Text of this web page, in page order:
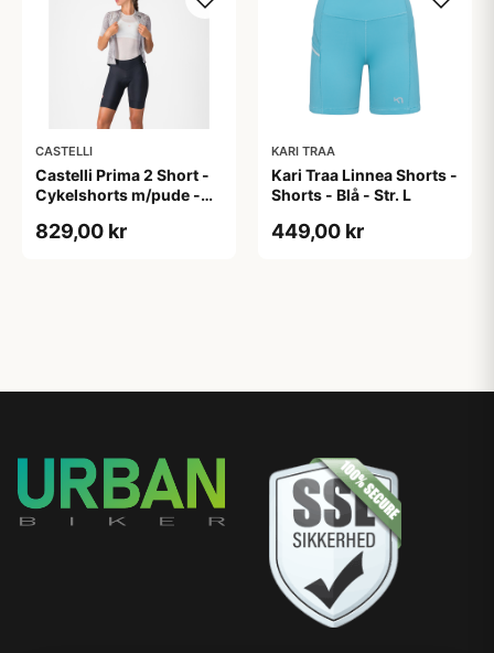
CASTELLI
Castelli Prima 2 Short -
Cykelshorts m/pude -
829,00 kr
KARI TRAA
Kari Traa Linnea Shorts -
Shorts - Blå - Str. L
449,00 kr